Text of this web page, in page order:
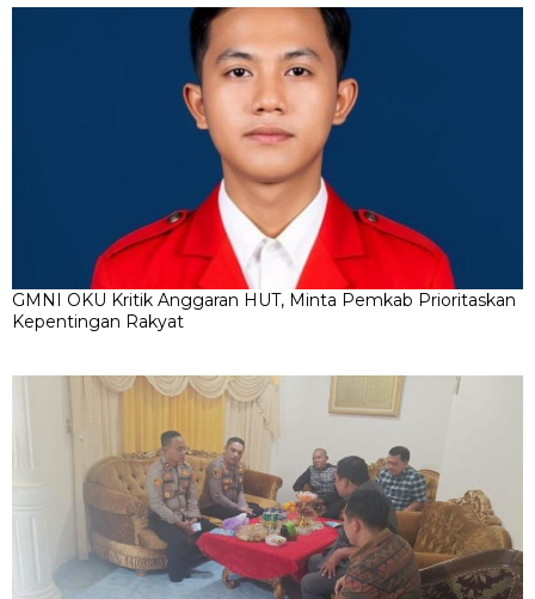
GMNI OKU Kritik Anggaran HUT, Minta Pemkab Prioritaskan
Kepentingan Rakyat